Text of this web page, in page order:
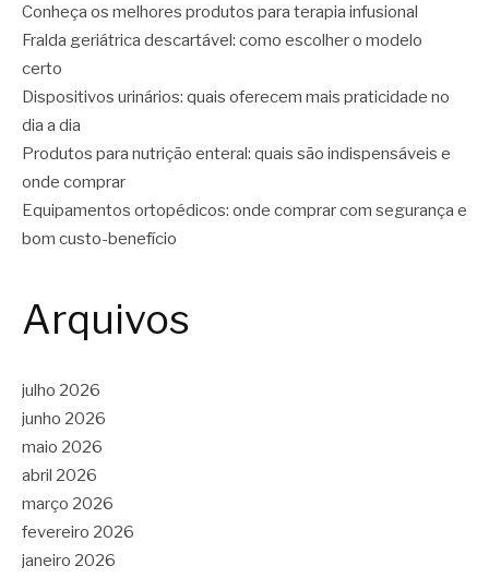
Conheça os melhores produtos para terapia infusional
Fralda geriátrica descartável: como escolher o modelo
certo
Dispositivos urinários: quais oferecem mais praticidade no
dia a dia
Produtos para nutrição enteral: quais são indispensáveis e
onde comprar
Equipamentos ortopédicos: onde comprar com segurança e
bom custo-benefício
Arquivos
julho 2026
junho 2026
maio 2026
abril 2026
março 2026
fevereiro 2026
janeiro 2026